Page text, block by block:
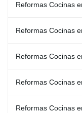
Reformas Cocinas
Reformas Cocinas
Reformas Cocinas
Reformas Cocinas
Reformas Cocinas